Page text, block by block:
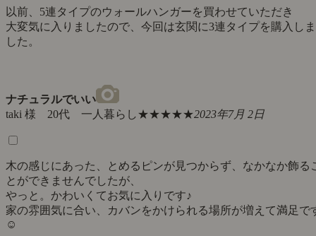
以前、5連タイプのウォールハンガーを買わせていただき
大変気に入りましたので、今回は玄関に3連タイプを購入しま
した。
ナチュラルでいい
taki 様 20代 一人暮らし★★★★★2023年7月 2日
木の感じにあった、とめるピンが見つからず、なかなか飾る
とができませんでしたが、
やっと。かわいくてお気に入りです♪
家の雰囲気に合い、カバンをかけられる場所が増えて満足で
☺︎